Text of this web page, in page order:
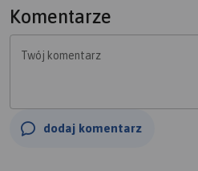
Komentarze
Twój komentarz
dodaj komentarz